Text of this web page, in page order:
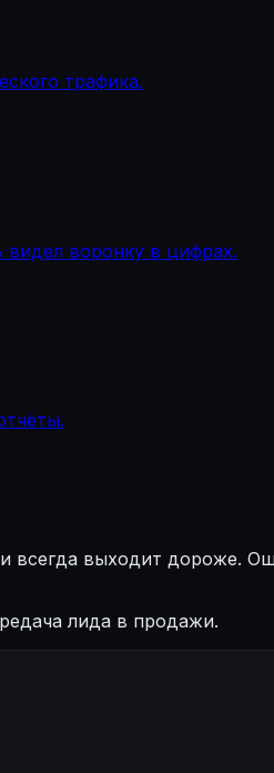
трафика.
видел воронку в цифрах.
всегда выходит дороже.
лида в продажи.